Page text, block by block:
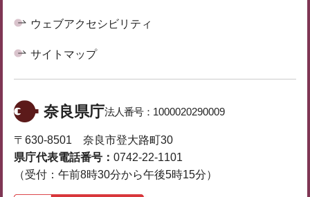
ウェブアクセシビリティ
サイトマップ
奈良県庁法人番号： 1000020290009
〒630-8501 奈良市登大路町30
県庁代表電話番号： 0742-22-1101
（受付：午前8時30分から午後5時15分）